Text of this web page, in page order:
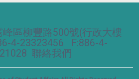
區柳豐路500號(行政大樓
4-23323456 F:886-4-
聯絡我們